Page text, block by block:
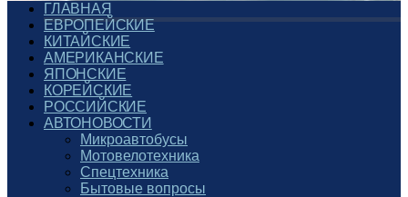
ГЛАВНАЯ
ЕВРОПЕЙСКИЕ
КИТАЙСКИЕ
АМЕРИКАНСКИЕ
ЯПОНСКИЕ
КОРЕЙСКИЕ
РОССИЙСКИЕ
АВТОНОВОСТИ
Микроавтобусы
Мотовелотехника
Спецтехника
Бытовые вопросы